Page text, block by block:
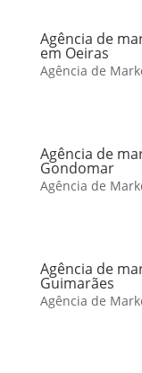
Agência de
em Oeiras
Agência de
Agência de
Gondomar
Agência de
Agência de
Guimarães
Agência de